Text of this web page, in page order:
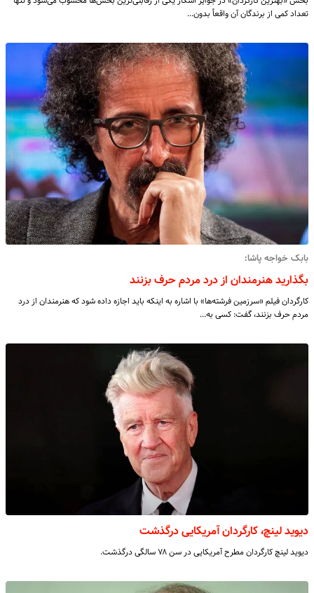
تعداد کمی از برندگان آن واقعاً بدون…
بابک خواجه پاشا:
بگذارید هنرمندان از درد مردم حرف بزنند
کارگردان فیلم «سرزمین فرشته‌ها» با اشاره به اینکه باید اجازه داده شود که هنرمندان از درد
مردم حرف بزنند، گفت: کسی به…
دیوید لینچ، کارگردان آمریکایی درگذشت
دیوید لینچ کارگردان مطرح آمریکایی در سن ۷۸ سالگی درگذشت.